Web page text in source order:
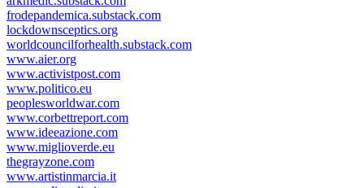
frodepandemica.substack.com
lockdownsceptics.org
worldcouncilforhealth.substack.com
www.aier.org
www.activistpost.com
www.politico.eu
peoplesworldwar.com
www.corbettreport.com
www.ideeazione.com
www.miglioverde.eu
thegrayzone.com
www.artistinmarcia.it